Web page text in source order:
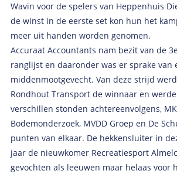
Wavin voor de spelers van Heppenhuis
de winst in de eerste set kon hun het
meer uit handen worden genomen.
Accuraat Accountants nam bezit van de
ranglijst en daaronder was er sprake van
middenmootgevecht. Van deze strijd
Rondhout Transport de winnaar en
verschillen stonden achtereenvolgens,
Bodemonderzoek, MVDD Groep en De
punten van elkaar. De hekkensluiter in
jaar de nieuwkomer Recreatiesport
gevochten als leeuwen maar helaas voor